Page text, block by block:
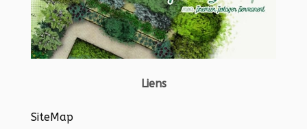
Liens
SiteMap